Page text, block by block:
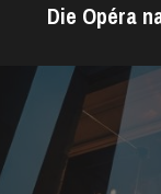
Die Opéra
Intendanz
Das CCN •
Chor